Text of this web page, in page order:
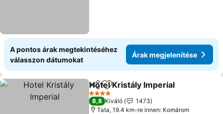
A pontos árak megtekintéséhez
válasszon dátumokat
Árak megjelenítése
Megosztás
Hozzáadás a kedvencekhez
Hotel Kristály Imperial
4 Kategória
8,8 Kiváló
1473
Tata, 19.4 km-re innen: Komárom